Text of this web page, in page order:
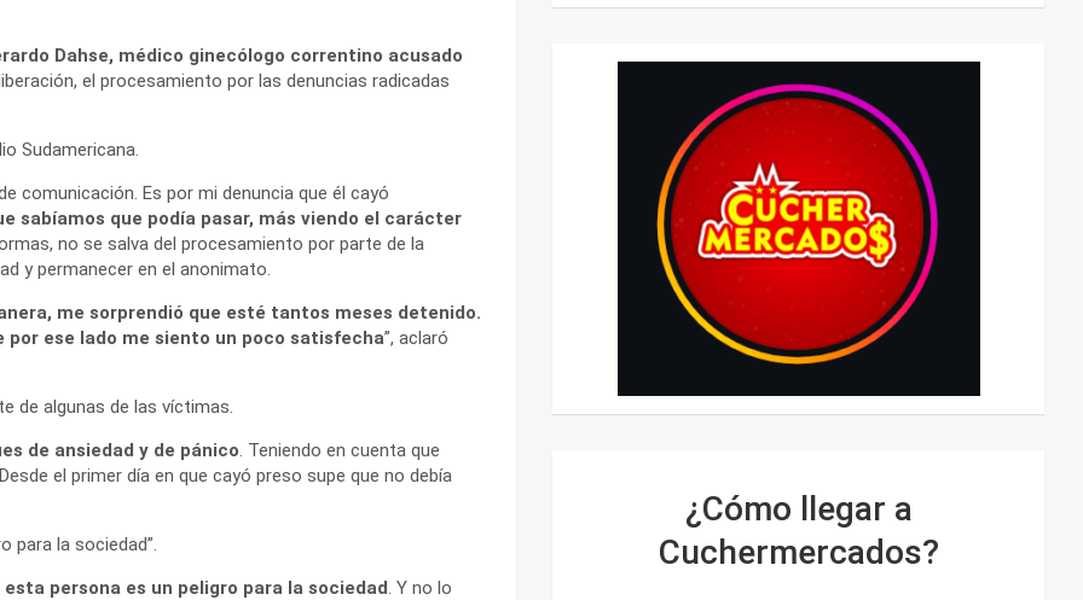
Dahse, médico ginecólogo correntino acusado
el procesamiento por las denuncias radicadas
Sudamericana.
comunicación. Es por mi denuncia que él cayó
sabíamos que podía pasar, más viendo el carácter
no se salva del procesamiento por parte de la
y permanecer en el anonimato.
me sorprendió que esté tantos meses detenido.
por ese lado me siento un poco satisfecha”, aclaró
de algunas de las víctimas.
de ansiedad y de pánico. Teniendo en cuenta que
el primer día en que cayó preso supe que no debía
para la sociedad”.
persona es un peligro para la sociedad. Y no lo
¿Cómo llegar a
Cuchermercados?